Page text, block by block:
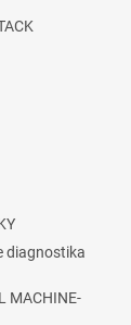
diagnostika
MACHINE-